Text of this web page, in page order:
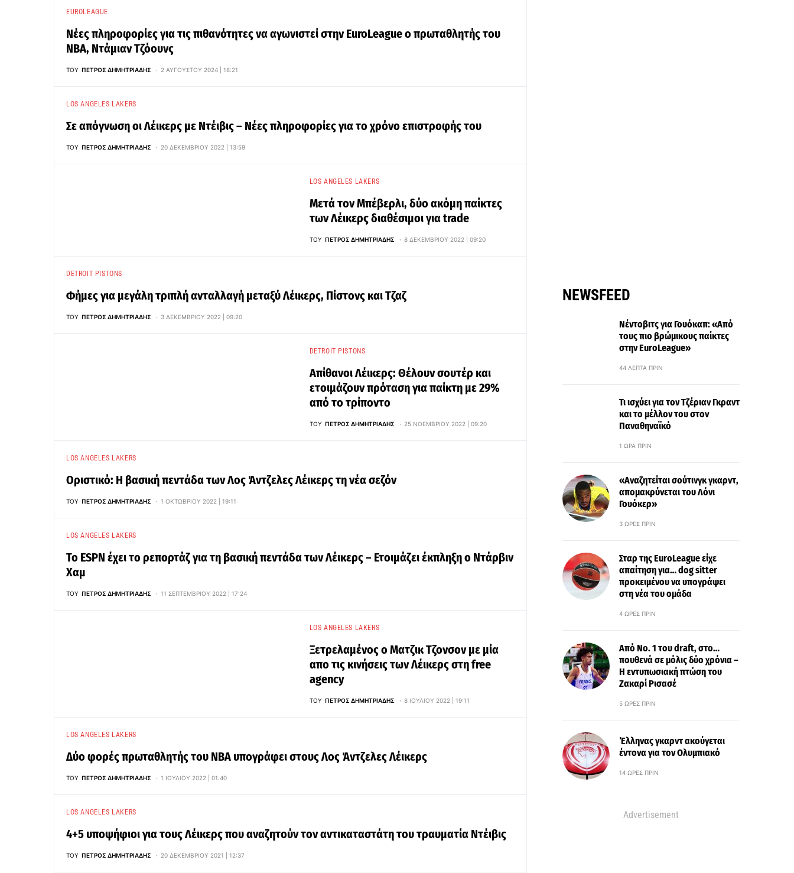
EUROLEAGUE
Νέες πληροφορίες για τις πιθανότητες να αγωνιστεί στην EuroLeague ο πρωταθλητής του
ΝΒΑ, Ντάμιαν Τζόουνς
ΤΟΥ ΠΈΤΡΟΣ ΔΗΜΗΤΡΙΆΔΗΣ 2 ΑΥΓΟΎΣΤΟΥ 2024 | 18:21
LOS ANGELES LAKERS
Σε απόγνωση οι Λέικερς με Ντέιβις – Νέες πληροφορίες για το χρόνο επιστροφής του
ΤΟΥ ΠΈΤΡΟΣ ΔΗΜΗΤΡΙΆΔΗΣ 20 ΔΕΚΕΜΒΡΊΟΥ 2022 | 13:59
LOS ANGELES LAKERS
Μετά τον Μπέβερλι, δύο ακόμη παίκτες
των Λέικερς διαθέσιμοι για trade
ΤΟΥ ΠΈΤΡΟΣ ΔΗΜΗΤΡΙΆΔΗΣ 8 ΔΕΚΕΜΒΡΊΟΥ 2022 | 09:20
DETROIT PISTONS
Φήμες για μεγάλη τριπλή ανταλλαγή μεταξύ Λέικερς, Πίστονς και Τζαζ
ΤΟΥ ΠΈΤΡΟΣ ΔΗΜΗΤΡΙΆΔΗΣ 3 ΔΕΚΕΜΒΡΊΟΥ 2022 | 09:20
DETROIT PISTONS
Απίθανοι Λέικερς: Θέλουν σουτέρ και
ετοιμάζουν πρόταση για παίκτη με 29%
από το τρίποντο
ΤΟΥ ΠΈΤΡΟΣ ΔΗΜΗΤΡΙΆΔΗΣ 25 ΝΟΕΜΒΡΊΟΥ 2022 | 09:20
LOS ANGELES LAKERS
Οριστικό: Η βασική πεντάδα των Λος Άντζελες Λέικερς τη νέα σεζόν
ΤΟΥ ΠΈΤΡΟΣ ΔΗΜΗΤΡΙΆΔΗΣ 1 ΟΚΤΩΒΡΊΟΥ 2022 | 19:11
LOS ANGELES LAKERS
Το ESPN έχει το ρεπορτάζ για τη βασική πεντάδα των Λέικερς – Ετοιμάζει έκπληξη ο Ντάρβιν
Χαμ
ΤΟΥ ΠΈΤΡΟΣ ΔΗΜΗΤΡΙΆΔΗΣ 11 ΣΕΠΤΕΜΒΡΊΟΥ 2022 | 17:24
LOS ANGELES LAKERS
Ξετρελαμένος ο Ματζικ Τζονσον με μία
απο τις κινήσεις των Λέικερς στη free
agency
ΤΟΥ ΠΈΤΡΟΣ ΔΗΜΗΤΡΙΆΔΗΣ 8 ΙΟΥΛΊΟΥ 2022 | 19:11
LOS ANGELES LAKERS
Δύο φορές πρωταθλητής του NBA υπογράφει στους Λος Άντζελες Λέικερς
ΤΟΥ ΠΈΤΡΟΣ ΔΗΜΗΤΡΙΆΔΗΣ 1 ΙΟΥΛΊΟΥ 2022 | 01:40
LOS ANGELES LAKERS
4+5 υποψήφιοι για τους Λέικερς που αναζητούν τον αντικαταστάτη του τραυματία Ντέιβις
ΤΟΥ ΠΈΤΡΟΣ ΔΗΜΗΤΡΙΆΔΗΣ 20 ΔΕΚΕΜΒΡΊΟΥ 2021 | 12:37
NEWSFEED
Νέντοβιτς για Γουόκαπ: «Από
τους πιο βρώμικους παίκτες
στην EuroLeague»
44 ΛΕΠΤΆ ΠΡΙΝ
Τι ισχύει για τον Τζέριαν Γκραντ
και το μέλλον του στον
Παναθηναϊκό
1 ΏΡΑ ΠΡΙΝ
«Αναζητείται σούτινγκ γκαρντ,
απομακρύνεται του Λόνι
Γουόκερ»
3 ΏΡΕΣ ΠΡΙΝ
Σταρ της EuroLeague είχε
απαίτηση για… dog sitter
προκειμένου να υπογράψει
στη νέα του ομάδα
4 ΏΡΕΣ ΠΡΙΝ
Από Νo. 1 του draft, στο…
πουθενά σε μόλις δύο χρόνια –
Η εντυπωσιακή πτώση του
Ζακαρί Ρισασέ
5 ΏΡΕΣ ΠΡΙΝ
Έλληνας γκαρντ ακούγεται
έντονα για τον Ολυμπιακό
14 ΏΡΕΣ ΠΡΙΝ
Advertisement